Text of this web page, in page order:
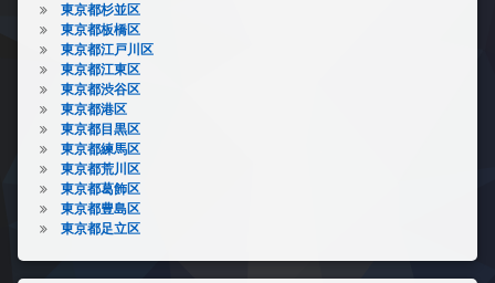
東京都杉並区
東京都板橋区
東京都江戸川区
東京都江東区
東京都渋谷区
東京都港区
東京都目黒区
東京都練馬区
東京都荒川区
東京都葛飾区
東京都豊島区
東京都足立区